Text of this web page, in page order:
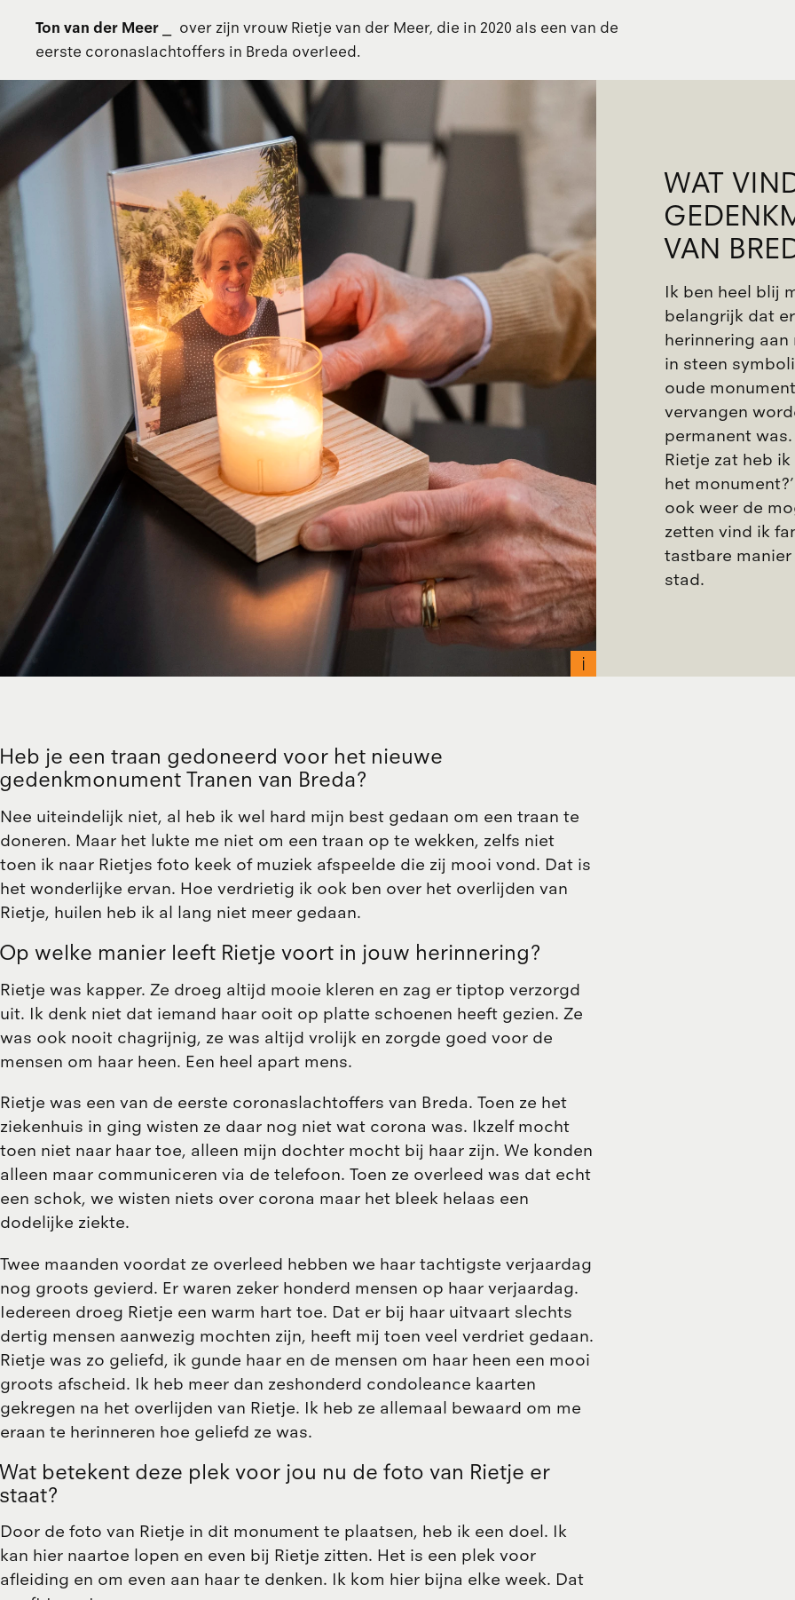
Ton van der Meer
over zijn vrouw Rietje van der Meer, die in 2020 als een van de
eerste coronaslachtoffers in Breda overleed.
WAT
VAN
Ik ben heel blij
belangrijk dat
herinnering
in steen
oude
vervangen
permanent
Rietje zat heb
het
ook weer de
zetten vind ik
tastbare
stad.
je een traan gedoneerd voor het nieuwe
Tranen van Breda?
Nee uiteindelijk niet, al heb ik wel hard mijn best gedaan om een traan te
doneren. Maar het lukte me niet om een traan op te wekken, zelfs niet
toen ik naar Rietjes foto keek of muziek afspeelde die zij mooi vond. Dat is
het wonderlijke ervan. Hoe verdrietig ik ook ben over het overlijden van
Rietje, huilen heb ik al lang niet meer gedaan.
welke manier leeft Rietje voort in jouw herinnering?
Rietje was kapper. Ze droeg altijd mooie kleren en zag er tiptop verzorgd
uit. Ik denk niet dat iemand haar ooit op platte schoenen heeft gezien. Ze
was ook nooit chagrijnig, ze was altijd vrolijk en zorgde goed voor de
mensen om haar heen. Een heel apart mens.
Rietje was een van de eerste coronaslachtoffers van Breda. Toen ze het
ziekenhuis in ging wisten ze daar nog niet wat corona was. Ikzelf mocht
toen niet naar haar toe, alleen mijn dochter mocht bij haar zijn. We konden
alleen maar communiceren via de telefoon. Toen ze overleed was dat echt
een schok, we wisten niets over corona maar het bleek helaas een
dodelijke ziekte.
Twee maanden voordat ze overleed hebben we haar tachtigste verjaardag
nog groots gevierd. Er waren zeker honderd mensen op haar verjaardag.
Iedereen droeg Rietje een warm hart toe. Dat er bij haar uitvaart slechts
dertig mensen aanwezig mochten zijn, heeft mij toen veel verdriet gedaan.
Rietje was zo geliefd, ik gunde haar en de mensen om haar heen een mooi
groots afscheid. Ik heb meer dan zeshonderd condoleance kaarten
gekregen na het overlijden van Rietje. Ik heb ze allemaal bewaard om me
eraan te herinneren hoe geliefd ze was.
betekent deze plek voor jou nu de foto van Rietje er
Door de foto van Rietje in dit monument te plaatsen, heb ik een doel. Ik
kan hier naartoe lopen en even bij Rietje zitten. Het is een plek voor
afleiding en om even aan haar te denken. Ik kom hier bijna elke week. Dat